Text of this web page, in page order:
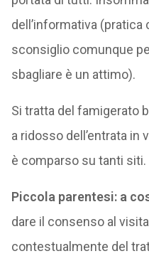
dell’informativa (pratica
sconsiglio comunque
sbagliare è un attimo).
Si tratta del famigerato
a ridosso dell’entrata in
è comparso su tanti siti.
Piccola parentesi: a
dare il consenso al
contestualmente del